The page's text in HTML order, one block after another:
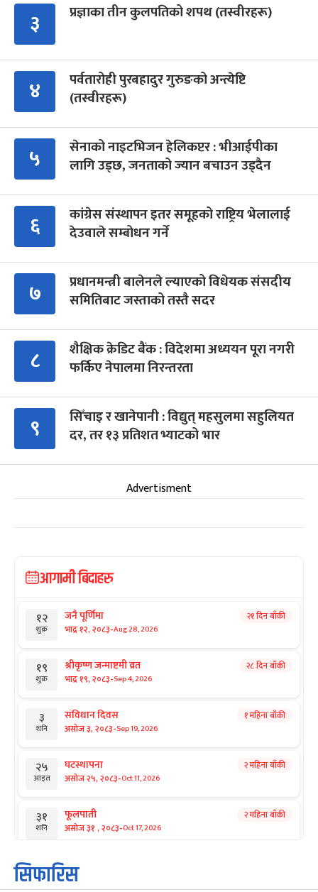
३ प्रज्ञाका तीन कुलपतिको शपथ (तस्वीरहरू)
४
पर्वतारोही पुरबहादुर गुरुङको अन्त्येष्टि
(तस्वीरहरू)
५
सेनाको नाइटभिजन हेलिकप्टर : भीआईपीका
लागि उड्छ, जनताको ज्यान बचाउन उड्दैन
६
कांग्रेस संस्थापन इतर समूहको राष्ट्रिय भेलालाई
देउवाले सम्बोधन गर्ने
७
प्रधानमन्त्री बालेनले ल्याएको विधेयक संसदीय
समितिबाट जस्ताको तस्तै सदर
८
शैक्षिक क्रेडिट बैंक : विदेशमा अध्ययन पूरा नगरी
फर्किए नेपालमा निरन्तरता
९
सिँचाइ र खानेपानी : विद्युत् महसुलमा सहुलियत
दर, तर १३ प्रतिशत भ्याटको भार
Advertisment
आगामी बिदाहरु
१२
शुक्र
जनै पूर्णिमा
भाद्र १२, २०८३-Aug 28, 2026
२१ दिन बाँकी
१९
शुक्र
श्रीकृष्ण जन्माष्टमी व्रत
भाद्र १९, २०८३-Sep 4, 2026
२८ दिन बाँकी
३
शनि
संविधान दिवस
असोज ३, २०८३-Sep 19, 2026
१ महिना बाँकी
२५
आइत
घटस्थापना
असोज २५, २०८३-Oct 11, 2026
२ महिना बाँकी
३१
शनि
फूलपाती
असोज ३१ , २०८३-Oct 17, 2026
२ महिना बाँकी
१
आइत
कार्तिक सङ्क्रान्ति
कार्तिक १, २०८३
सिफारिस